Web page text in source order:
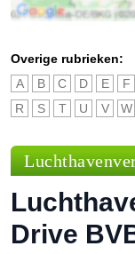
Overige rubrieken:
A
B C D E F
R
S T U V W
Drive